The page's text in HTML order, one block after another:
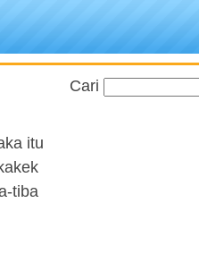
itu
tiba
Cari